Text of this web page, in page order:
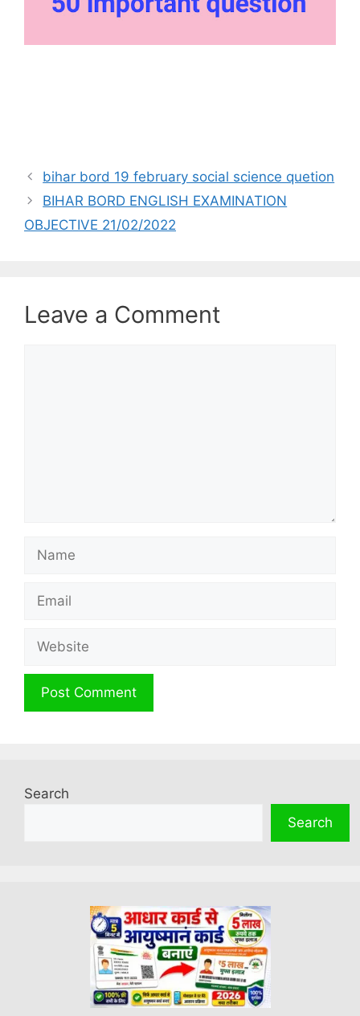
bihar bord 19 february social science quetion
BIHAR BORD ENGLISH EXAMINATION
OBJECTIVE 21/02/2022
Leave a Comment
Name
Email
Website
Search
Search